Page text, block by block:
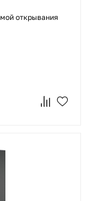
открывания